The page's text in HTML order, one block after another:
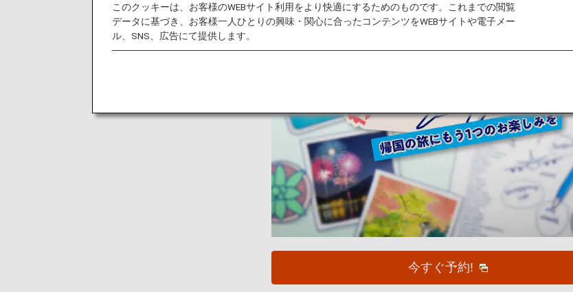
今すぐ予約!
このクッキーは、お客様のWEBサイト利用をより快適にするためのものです。これまでの閲覧
データに基づき、お客様一人ひとりの興味・関心に合ったコンテンツをWEBサイトや電子メー
ル、SNS、広告にて提供します。